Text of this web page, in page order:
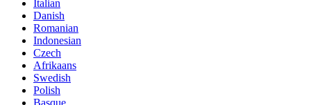
Italian
Danish
Romanian
Indonesian
Czech
Afrikaans
Swedish
Polish